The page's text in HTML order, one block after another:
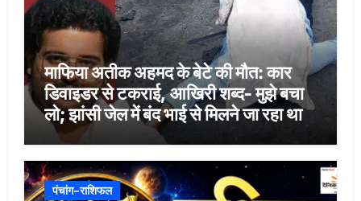
माफिया अतीक अहमद के बेटे की मौत: कार
डिवाइडर से टकराई, आखिरी शब्द- मुझे बचा
लो; झांसी जेल में बंद भाई से मिलने जा रहा था
पंचांग-राशिफल